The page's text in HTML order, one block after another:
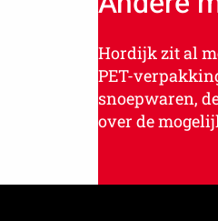
Hordijk zit al
PET-
snoepwaren,
over de